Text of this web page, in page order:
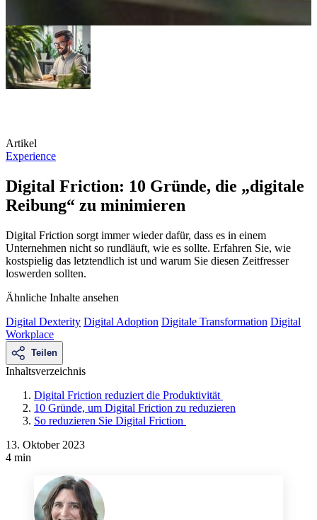
Artikel
Experience
Digital Friction: 10 Gründe, die „digitale
Reibung“ zu minimieren
Digital Friction sorgt immer wieder dafür, dass es in einem
Unternehmen nicht so rundläuft, wie es sollte. Erfahren Sie, wie
kostspielig das letztendlich ist und warum Sie diesen Zeitfresser
loswerden sollten.
Ähnliche Inhalte ansehen
Digital Dexterity Digital Adoption Digitale Transformation Digital
Workplace
Teilen
Inhaltsverzeichnis
Digital Friction reduziert die Produktivität
10 Gründe, um Digital Friction zu reduzieren
So reduzieren Sie Digital Friction
13. Oktober 2023
4 min